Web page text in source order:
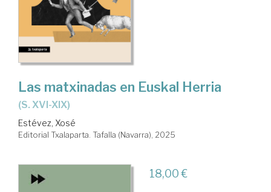
Las matxinadas en Euskal Herria
(S. XVI-XIX)
Estévez, Xosé
Editorial Txalaparta. Tafalla (Navarra), 2025
18,00 €